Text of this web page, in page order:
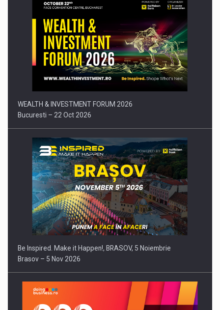
Comunicat de presa: Joburile part-time reincep sa intre pe…
WEALTH & INVESTMENT FORUM 2026
Bucuresti – 22 Oct 2026
Be Inspired. Make it Happen!, BRASOV, 5 Noiembrie
Brasov – 5 Nov 2026